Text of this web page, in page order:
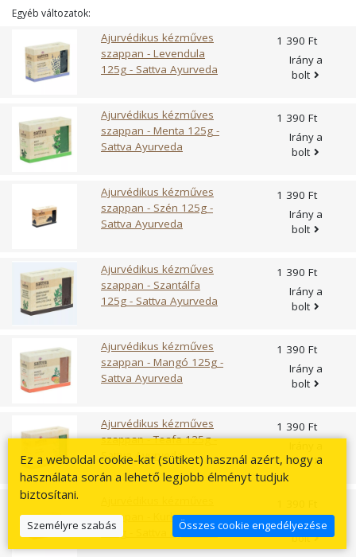
Egyéb változatok:
Ajurvédikus kézműves
szappan - Levendula
125g - Sattva Ayurveda
1 390 Ft
Irány a
bolt
Ajurvédikus kézműves
szappan - Menta 125g -
Sattva Ayurveda
1 390 Ft
Irány a
bolt
Ajurvédikus kézműves
szappan - Szén 125g -
Sattva Ayurveda
1 390 Ft
Irány a
bolt
Ajurvédikus kézműves
szappan - Szantálfa
125g - Sattva Ayurveda
1 390 Ft
Irány a
bolt
Ajurvédikus kézműves
szappan - Mangó 125g -
Sattva Ayurveda
1 390 Ft
Irány a
bolt
Ajurvédikus kézműves
szappan - Teafa 125g -
Sattva Ayurveda
1 390 Ft
bolt
szappan - Kurkuma
125g - Sattva Ayurveda
Irány a
bolt
Ez a weboldal cookie-kat (sütiket) használ azért, hogy a
használata során a lehető legjobb élményt tudjuk
biztosítani.
Személyre szabás Összes cookie engedélyezése